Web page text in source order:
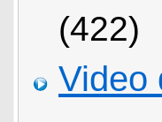
(422)
Video